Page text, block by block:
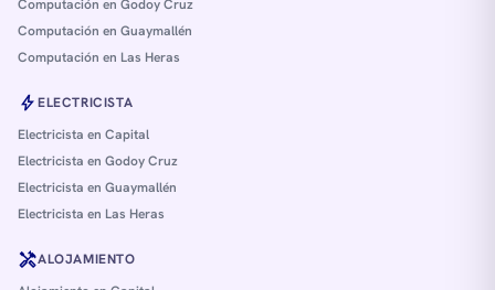
Computación en Godoy Cruz
Computación en Guaymallén
Computación en Las Heras
boltELECTRICISTA
Electricista en Capital
Electricista en Godoy Cruz
Electricista en Guaymallén
Electricista en Las Heras
handymanALOJAMIENTO